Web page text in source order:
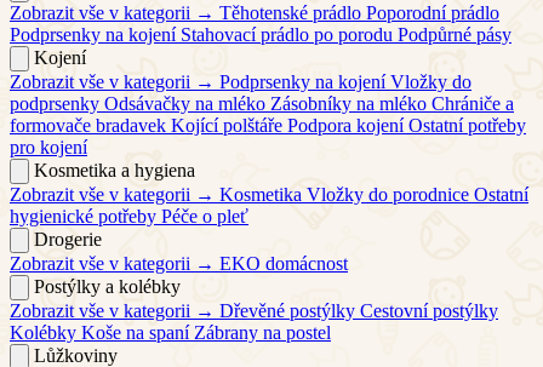
Zobrazit vše v kategorii → Těhotenské prádlo Poporodní prádlo
Podprsenky na kojení Stahovací prádlo po porodu Podpůrné pásy
Kojení
Zobrazit vše v kategorii → Podprsenky na kojení Vložky do
podprsenky Odsávačky na mléko Zásobníky na mléko Chrániče a
formovače bradavek Kojící polštáře Podpora kojení Ostatní potřeby
pro kojení
Kosmetika a hygiena
Zobrazit vše v kategorii → Kosmetika Vložky do porodnice Ostatní
hygienické potřeby Péče o pleť
Drogerie
Zobrazit vše v kategorii → EKO domácnost
Postýlky a kolébky
Zobrazit vše v kategorii → Dřevěné postýlky Cestovní postýlky
Kolébky Koše na spaní Zábrany na postel
Lůžkoviny